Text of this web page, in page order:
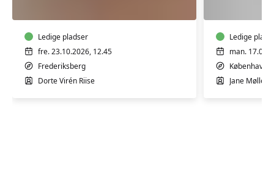
Ledige pladser
fre. 23.10.2026, 12.45
Frederiksberg
Dorte Virén Riise
Ledige
man.
København
Jane